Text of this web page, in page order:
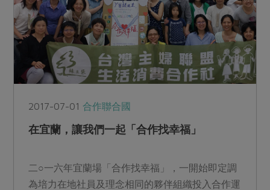
2017-07-01合作聯合國
在宜蘭，讓我們一起「合作找幸福」
二○一六年宜蘭場「合作找幸福」，一開始即定調
為培力在地社員及理念相同的夥伴組織投入合作運